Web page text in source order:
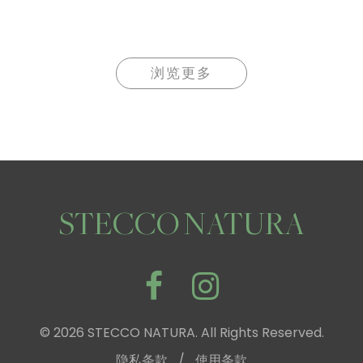
浏览更多
STECCO NATURA
© 2026 STECCO NATURA. All Rights Reserved.